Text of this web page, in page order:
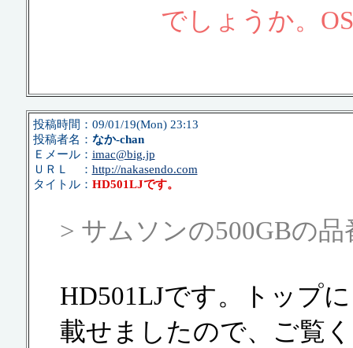
でしょうか。
投稿時間：09/01/19(Mon) 23:13
投稿者名： なか-chan
Ｅメール： imac@big.jp
ＵＲＬ ： http://nakasendo.com
タイトル： HD501LJです。
> サムソンの500GBの
HD501LJです。トップ
載せましたので、ご覧